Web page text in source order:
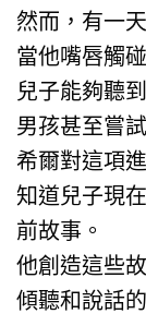
然而，有一
當他嘴唇觸
兒子能夠聽
男孩甚至嘗
希爾對這項
知道兒子現
前故事。
他創造這些
傾聽和說話